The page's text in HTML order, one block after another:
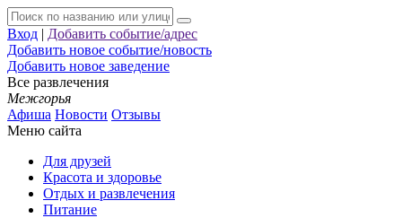
Вход | Добавить событие/адрес
Добавить новое событие/новость
Добавить новое заведение
Все развлечения
Межгорья
Афиша Новости Отзывы
Меню сайта
Для друзей
Красота и здоровье
Отдых и развлечения
Питание